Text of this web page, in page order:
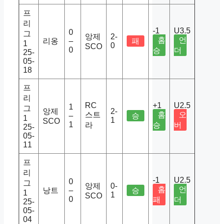
프
리
그
1
25-
05-
18
리옹
0
–
0
앙제
SCO
2-
0
패
-1
홈
승
U3.5
언
더
프
리
그
1
25-
05-
11
앙제
SCO
1
–
1
RC
스트
라
2-
1
승
+1
홈
승
U2.5
오
버
프
리
그
1
25-
05-
04
낭트
0
–
0
앙제
SCO
0-
1
승
-1
홈
패
U2.5
언
더